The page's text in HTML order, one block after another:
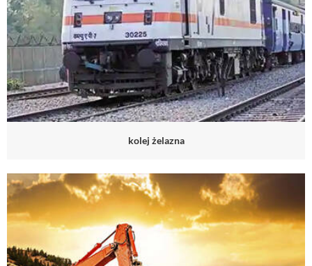
kolej żelazna